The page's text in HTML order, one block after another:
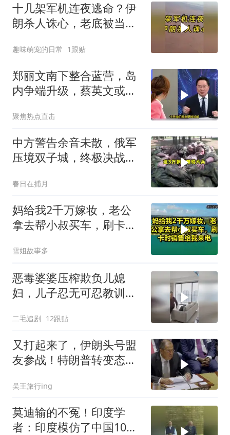
十几架军机连夜逃命？伊
朗杀人诛心，老底被当地
趣味萌宠的日常 1跟贴
郑丽文南下整合蓝营，岛
内争端升级，蔡英文或宣
聚焦热点直击
中方警告余音未散，俄军
压境双子城，终极决战开
春日在捕月
妈给我2千万嫁妆，老公
拿去帮小叔买车，刷卡时
雪姐故事多
恶毒婆婆压榨欺负儿媳
妇，儿子忍无可忍教训母
二毛追剧 12跟贴
又打起来了，伊朗头号盟
友参战！特朗普转变态
吴王旅行ing
莫迪输的不冤！印度学
者：印度模仿了中国10